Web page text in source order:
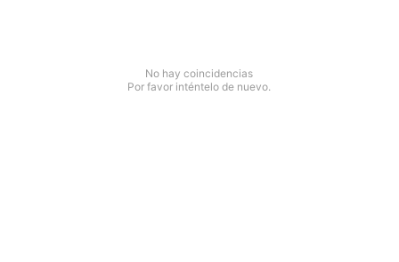
No hay coincidencias
Por favor inténtelo de nuevo.